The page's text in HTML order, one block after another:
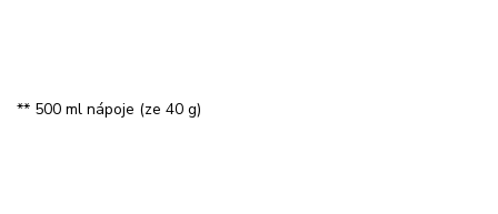
** 500 ml nápoje (ze 40 g)